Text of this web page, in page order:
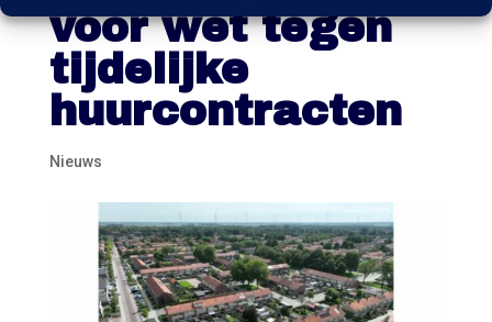
voor wet tegen
tijdelijke
huurcontracten
Nieuws